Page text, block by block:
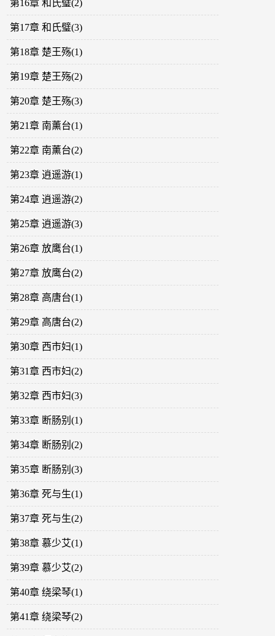
第16章 和氏璧(2)
第17章 和氏璧(3)
第18章 楚王殇(1)
第19章 楚王殇(2)
第20章 楚王殇(3)
第21章 南薰台(1)
第22章 南薰台(2)
第23章 逍遥游(1)
第24章 逍遥游(2)
第25章 逍遥游(3)
第26章 放鹰台(1)
第27章 放鹰台(2)
第28章 高唐台(1)
第29章 高唐台(2)
第30章 西市妇(1)
第31章 西市妇(2)
第32章 西市妇(3)
第33章 断肠别(1)
第34章 断肠别(2)
第35章 断肠别(3)
第36章 死与生(1)
第37章 死与生(2)
第38章 慕少艾(1)
第39章 慕少艾(2)
第40章 绕梁琴(1)
第41章 绕梁琴(2)